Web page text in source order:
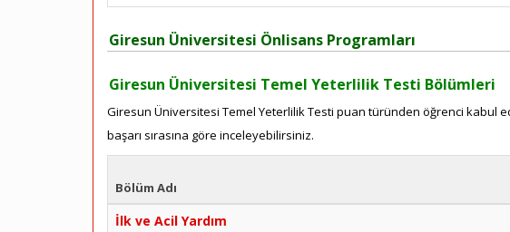
Giresun Üniversitesi Önlisans Programları
Giresun Üniversitesi Temel Yeterlilik Testi Bölümleri
Giresun Üniversitesi Temel Yeterlilik Testi puan türünden öğrenci kabul
başarı sırasına göre inceleyebilirsiniz.
Bölüm Adı
İlk ve Acil Yardım